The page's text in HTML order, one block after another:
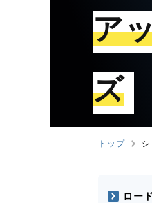
ア
ズ
トップ
ロー